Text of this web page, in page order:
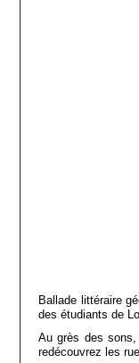
Ballade littéraire
des étudiants de
Au grès des
redécouvrez les